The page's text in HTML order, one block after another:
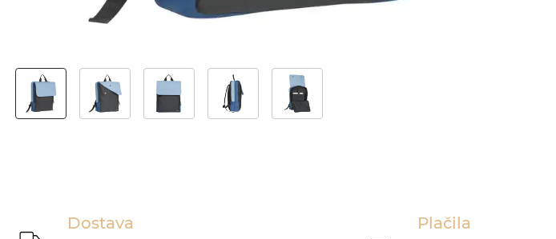
Dostava Plačila